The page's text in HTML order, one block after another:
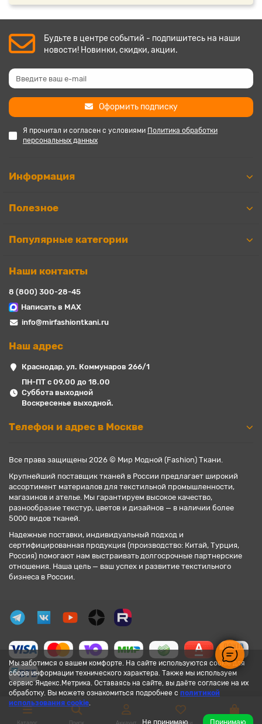
Мы заботимся о вашем комфорте. На сайте используются cookie для
сбора информации технического характера. Также мы используем
сервис Яндекс.Метрика. Оставаясь на сайте, вы даёте согласие на их
обработку. Вы можете ознакомиться подробнее с политикой
использования cookie.
Не принимаю Принимаю
Будьте в центре событий - подпишитесь на наши
новости! Новинки, скидки, акции.
Оформить подписку
Я прочитал и согласен с условиями Политика обработки
персональных данных
Информация
Полезное
Популярные категории
Наши контакты
8 (800) 300-28-45
Написать в MAX
info@mirfashiontkani.ru
Наш адрес
Краснодар, ул. Коммунаров 266/1
ПН-ПТ с 09.00 до 18.00
Суббота выходной
Воскресенье выходной.
Телефон и адрес в Москве
Все права защищены 2026 © Мир Модной (Fashion) Ткани.
Крупнейший поставщик тканей в России предлагает широкий
ассортимент материалов для текстильной промышленности,
магазинов и ателье. Мы гарантируем высокое качество,
разнообразие текстур, цветов и дизайнов — в наличии более
5000 видов тканей.
Надежные поставки, индивидуальный подход и
сертифицированная продукция (производство: Китай, Турция,
Россия) помогают нам выстраивать долгосрочные партнерские
отношения. Наша цель — ваш успех и развитие текстильного
бизнеса в России.
Каталог Поиск Аккаунт Закладки Корзина